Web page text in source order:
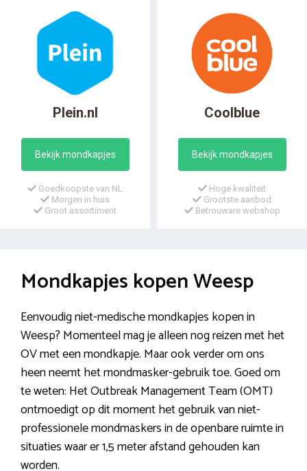
Plein.nl
Bekijk mondkapjes
Goedkoopste van NL
Morgen in huis
Groot assortiment
Coolblue
Bekijk mondkapjes
Hoge kwaliteit
Grootste aanbod
Betrouware webshop
Mondkapjes kopen Weesp
Eenvoudig niet-medische mondkapjes kopen in
Weesp? Momenteel mag je alleen nog reizen met het
OV met een mondkapje. Maar ook verder om ons
heen neemt het mondmasker-gebruik toe. Goed om
te weten: Het Outbreak Management Team (OMT)
ontmoedigt op dit moment het gebruik van niet-
professionele mondmaskers in de openbare ruimte in
situaties waar er 1,5 meter afstand gehouden kan
worden.